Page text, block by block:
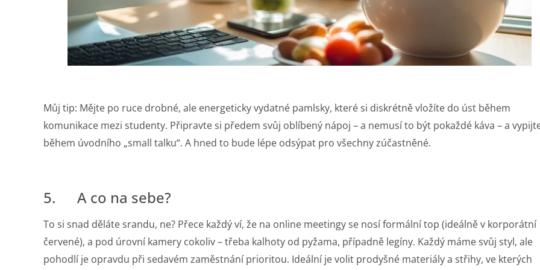
Můj tip: Mějte po ruce drobné, ale energeticky vydatné pamlsky, které si diskrétně vložíte do úst během
komunikace mezi studenty. Připravte si předem svůj oblíbený nápoj – a nemusí to být pokaždé káva – a
během úvodního „small talku“. A hned to bude lépe odsýpat pro všechny zúčastněné.
5. A co na sebe?
To si snad děláte srandu, ne? Přece každý ví, že na online meetingy se nosí formální top (ideálně v korporátní
červené), a pod úrovní kamery cokoliv – třeba kalhoty od pyžama, případně legíny. Každý máme svůj styl, ale
pohodlí je opravdu při sedavém zaměstnání prioritou. Ideální je volit prodyšné materiály a střihy, ve kterých